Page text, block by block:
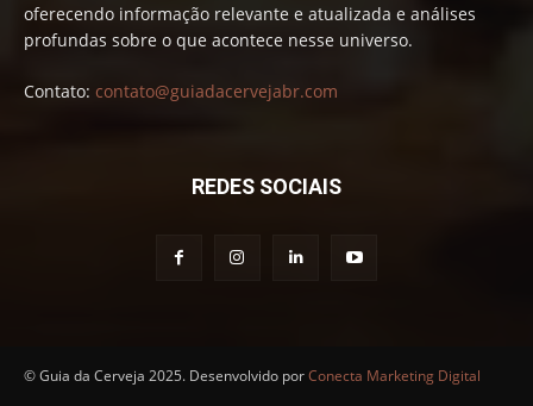
oferecendo informação relevante e atualizada e análises
profundas sobre o que acontece nesse universo.
Contato: contato@guiadacervejabr.com
REDES SOCIAIS
© Guia da Cerveja 2025. Desenvolvido porConecta Marketing Digital